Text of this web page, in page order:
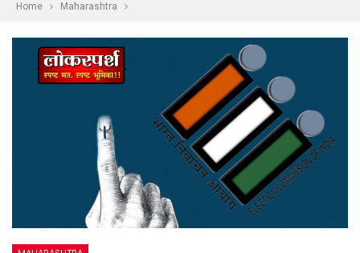
Home Maharashtra